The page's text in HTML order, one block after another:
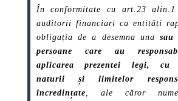
În conformitate cu art.23 alin.1
auditorii financiari ca entități
obligația de a desemna unasau
persoane care au
aplicarea prezentei legi, cu
naturii și limitelor
încredințate , ale căror